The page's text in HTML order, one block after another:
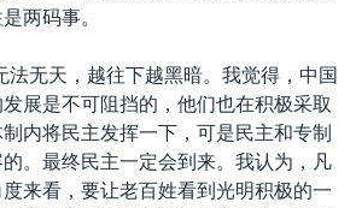
两码事。
法无天，越往下越黑暗。我觉得，中国
展是不可阻挡的，他们也在积极采取
内将民主发挥一下，可是民主和专制
。最终民主一定会到来。我认为，凡
来看，要让老百姓看到光明积极的一